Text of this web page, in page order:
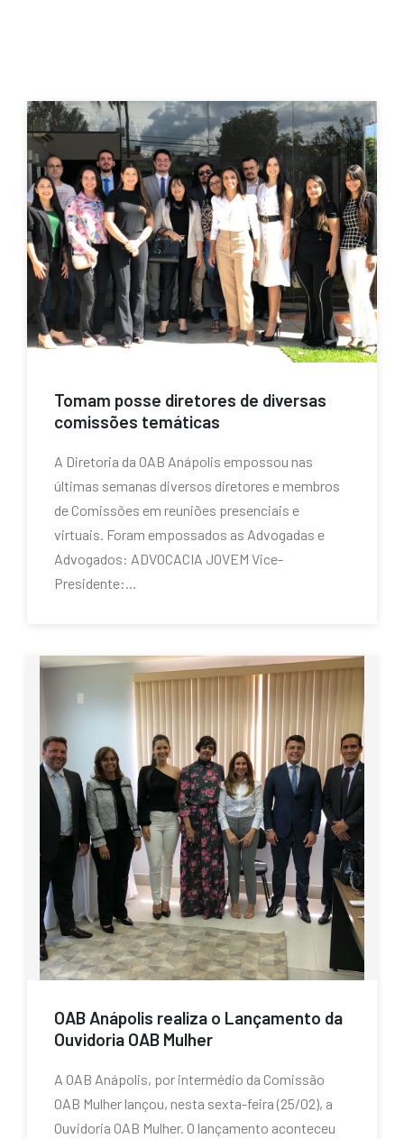
Tomam posse diretores de diversas
comissões temáticas
A Diretoria da OAB Anápolis empossou nas
últimas semanas diversos diretores e membros
de Comissões em reuniões presenciais e
virtuais. Foram empossados as Advogadas e
Advogados: ADVOCACIA JOVEM Vice-
Presidente:...
OAB Anápolis realiza o Lançamento da
Ouvidoria OAB Mulher
A OAB Anápolis, por intermédio da Comissão
OAB Mulher lançou, nesta sexta-feira (25/02), a
Ouvidoria OAB Mulher. O lançamento aconteceu